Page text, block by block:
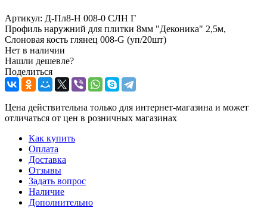
Артикул: Д-Пл8-Н 008-0 СЛН Г
Профиль наружний для плитки 8мм "Деконика" 2,5м,
Слоновая кость глянец 008-G (уп/20шт)
Нет в наличии
Нашли дешевле?
Поделиться
Цена действительна только для интернет-магазина и может
отличаться от цен в розничных магазинах
Как купить
Оплата
Доставка
Отзывы
Задать вопрос
Наличие
Дополнительно